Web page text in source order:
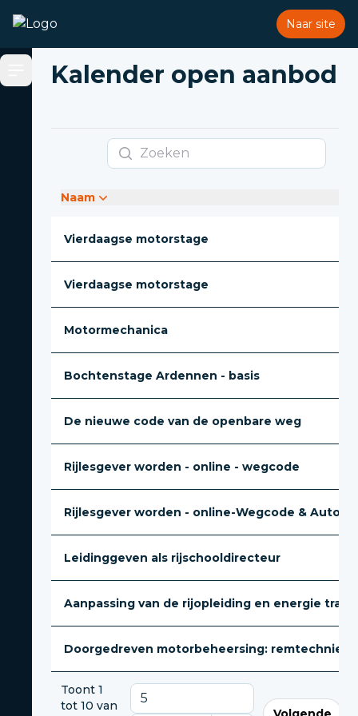
Naar site
Open sidebarKalender open aanbod
Zoeken
Naam
Vierdaagse motorstage
Vierdaagse motorstage
Motormechanica
Bochtenstage Ardennen - basis
De nieuwe code van de openbare weg
Rijlesgever worden - online - wegcode
Rijlesgever worden - online-Wegcode &
Leidinggeven als rijschooldirecteur
Aanpassing van de rijopleiding en energie
Doorgedreven motorbeheersing: remtechniek,
Toont 1
tot 10 van